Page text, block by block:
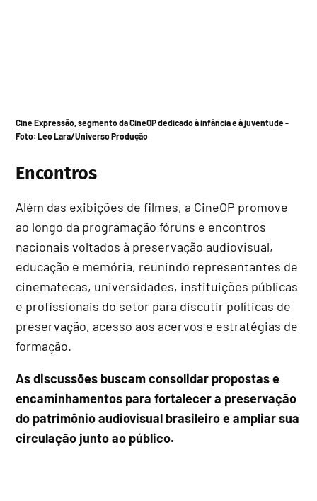
Cine Expressão,segmento da CineOP dedicado à infância e à juventude -
Foto:Leo Lara/Universo Produção
Encontros
Além das exibições de filmes, a CineOP promove
ao longo da programação fóruns e encontros
nacionais voltados à preservação audiovisual,
educação e memória, reunindo representantes de
cinematecas, universidades, instituições públicas
e profissionais do setor para discutir políticas de
preservação, acesso aos acervos e estratégias de
formação.
As discussões buscam consolidar propostas e
encaminhamentos para fortalecer a preservação
do patrimônio audiovisual brasileiro e ampliar sua
circulação junto ao público.